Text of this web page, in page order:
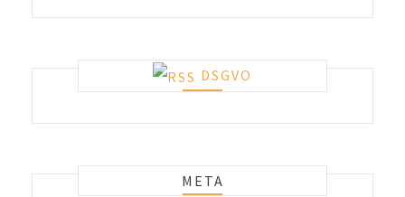
DSGVO
META